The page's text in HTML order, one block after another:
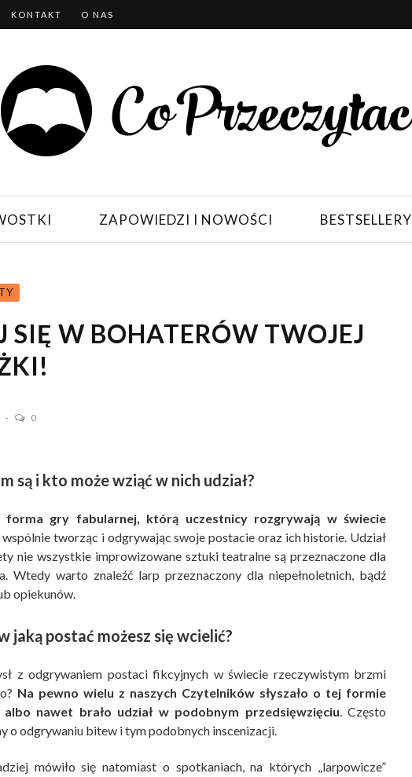
KONTAKT O NAS
ZAPOWIEDZI I NOWOŚCI BESTSELLERY
SIĘ W BOHATERÓW TWOJEJ
0
są i kto może wziąć w nich udział?
gry fabularnej, którą uczestnicy rozgrywają w świecie
tworząc i odgrywając swoje postacie oraz ich historie. Udział
nie wszystkie improwizowane sztuki teatralne są przeznaczone dla
Wtedy warto znaleźć larp przeznaczony dla niepełnoletnich, bądź
opiekunów.
jaką postać możesz się wcielić?
z odgrywaniem postaci fikcyjnych w świecie rzeczywistym brzmi
Na pewno wielu z naszych Czytelników słyszało o tej formie
nawet brało udział w podobnym przedsięwzięciu. Często
o odgrywaniu bitew i tym podobnych inscenizacji.
mówiło się natomiast o spotkaniach, na których „larpowicze”